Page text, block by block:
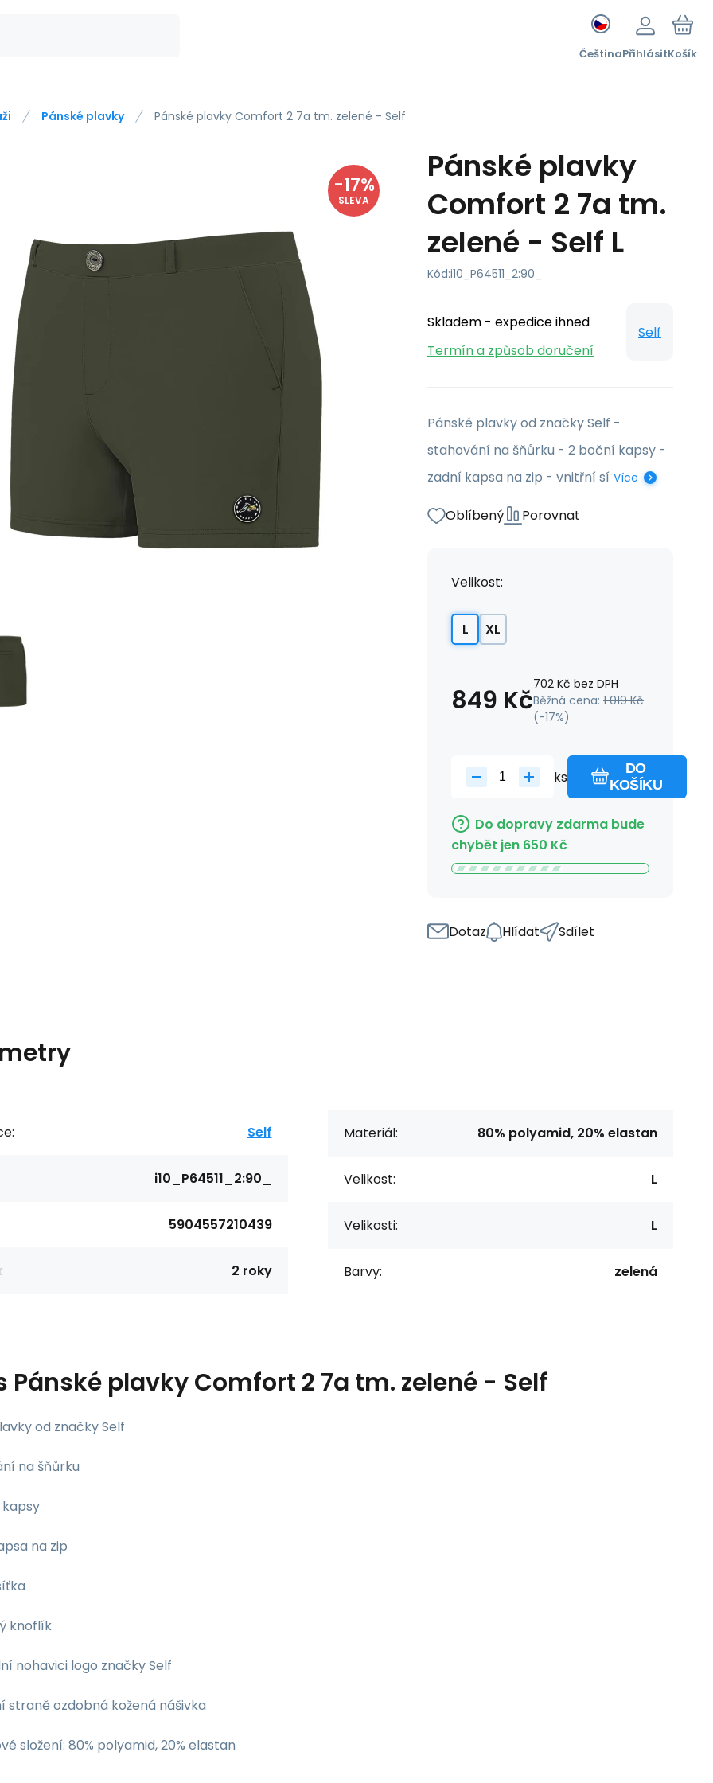
ČeštinaPřihlásitKošík
Pánské plavky Pánské plavky Comfort 2 7a tm. zelené - Self
-17%
SLEVA
Pánské plavky
Comfort 2 7a tm.
zelené - Self L
Kód:i10_P64511_2:90_
Skladem - expedice ihned
Termín a způsob doručení
Self
Pánské plavky od značky Self -
stahování na šňůrku - 2 boční kapsy -
zadní kapsa na zip - vnitřní sí Více
Oblíbený Porovnat
Velikost:
L XL
849 Kč702 Kč bez DPH
Běžná cena: 1 019 Kč
(-17%)
ks
DO
KOŠÍKU
Do dopravy zdarma bude
chybět jen 650 Kč
Dotaz Hlídat Sdílet
Self
i10_P64511_2:90_
5904557210439
2 roky
Materiál: 80% polyamid, 20% elastan
Velikost: L
Velikosti: L
Barvy: zelená
Pánské plavky Comfort 2 7a tm. zelené - Self
od značky Self
na šňůrku
na zip
knoflík
nohavici logo značky Self
straně ozdobná kožená nášivka
složení: 80% polyamid, 20% elastan